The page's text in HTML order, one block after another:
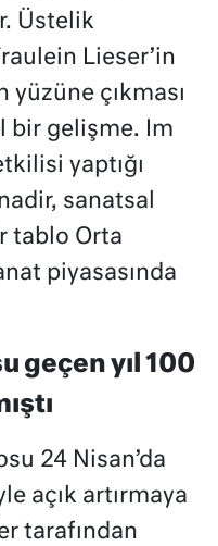
Üstelik
Lieser’in
yüzüne çıkması
bir gelişme. Im
yaptığı
sanatsal
tablo Orta
piyasasında
geçen yıl 100
24 Nisan’da
açık artırmaya
tarafından